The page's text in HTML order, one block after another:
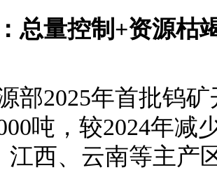
总量控制+资源枯
部2025年首批钨
吨，较2024年减
江西、云南等主产